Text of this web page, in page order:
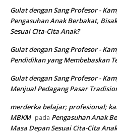
Gulat dengan Sang Profesor -
Pengasuhan Anak Berbakat,
Sesuai Cita-Cita Anak?
Gulat dengan Sang Profesor -
Pendidikan yang Membebaskan
Gulat dengan Sang Profesor -
Menjual Pedagang Pasar
merderka belajar; profesional;
MBKM pada Pengasuhan Anak
Masa Depan Sesuai Cita-Cita